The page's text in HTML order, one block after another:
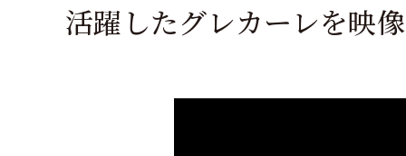
活躍したグレカーレを映